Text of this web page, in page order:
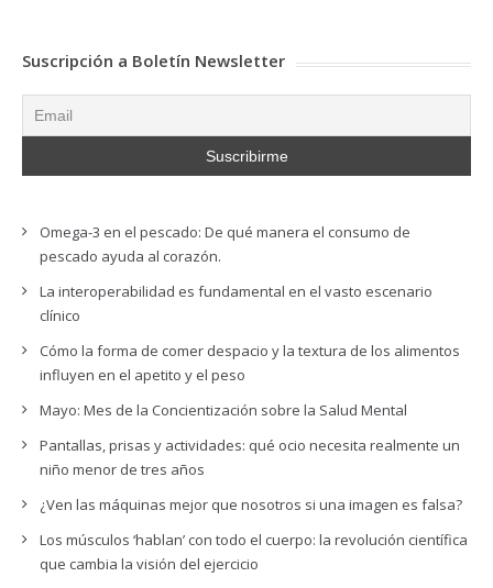
Suscripción a Boletín Newsletter
Omega-3 en el pescado: De qué manera el consumo de
pescado ayuda al corazón.
La interoperabilidad es fundamental en el vasto escenario
clínico
Cómo la forma de comer despacio y la textura de los alimentos
influyen en el apetito y el peso
Mayo: Mes de la Concientización sobre la Salud Mental
Pantallas, prisas y actividades: qué ocio necesita realmente un
niño menor de tres años
¿Ven las máquinas mejor que nosotros si una imagen es falsa?
Los músculos ‘hablan’ con todo el cuerpo: la revolución científica
que cambia la visión del ejercicio